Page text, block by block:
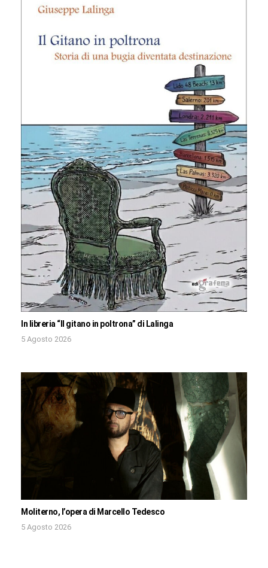
In libreria “Il gitano in poltrona” di Lalinga
5 Agosto 2026
Moliterno, l’opera di Marcello Tedesco
5 Agosto 2026